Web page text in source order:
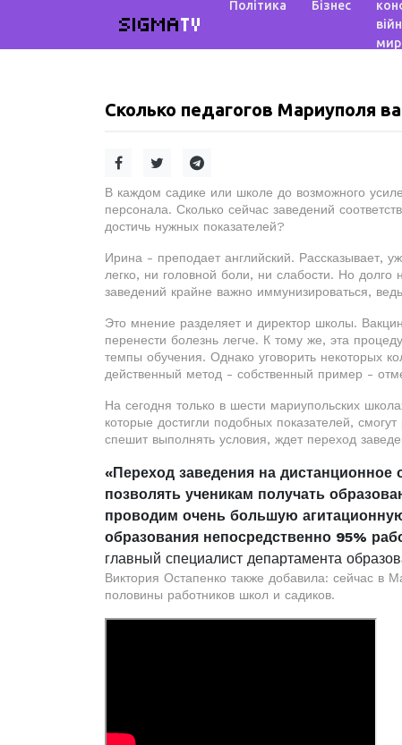
SIGMATV
Політика Бізнес
мир
Сколько педагогов Мариуполя
В каждом садике или школе до возможного
персонала. Сколько сейчас заведений
достичь нужных показателей?
Ирина - преподает английский. Рассказывает,
легко, ни головной боли, ни слабости. Но
заведений крайне важно иммунизироваться,
Это мнение разделяет и директор школы.
перенести болезнь легче. К тому же, эта
темпы обучения. Однако уговорить некоторых
действенный метод - собственный пример -
На сегодня только в шести мариупольских
которые достигли подобных показателей,
спешит выполнять условия, ждет переход
«Переход заведения на
позволять ученикам получать
проводим очень большую
образования непосредственно 95%
главный специалист департамента
Виктория Остапенко также добавила: сейчас в
половины работников школ и садиков.